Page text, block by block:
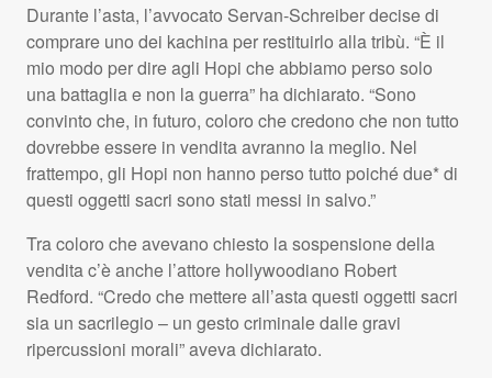
Durante l’asta, l’avvocato Servan-Schreiber decise di
comprare uno dei kachina per restituirlo alla tribù. “È il
mio modo per dire agli Hopi che abbiamo perso solo
una battaglia e non la guerra” ha dichiarato. “Sono
convinto che, in futuro, coloro che credono che non tutto
dovrebbe essere in vendita avranno la meglio. Nel
frattempo, gli Hopi non hanno perso tutto poiché due* di
questi oggetti sacri sono stati messi in salvo.”
Tra coloro che avevano chiesto la sospensione della
vendita c’è anche l’attore hollywoodiano Robert
Redford. “Credo che mettere all’asta questi oggetti sacri
sia un sacrilegio – un gesto criminale dalle gravi
ripercussioni morali” aveva dichiarato.